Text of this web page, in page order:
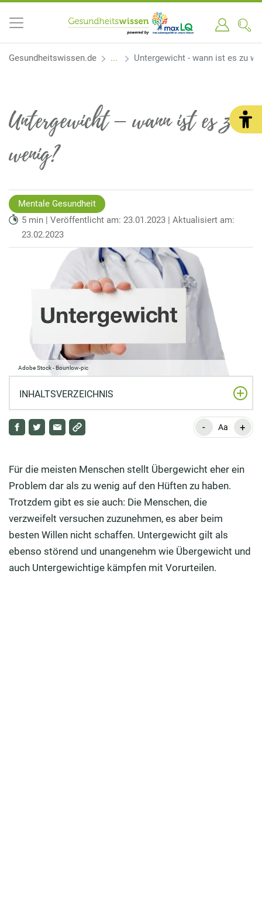
Gesundheitswissen.de Untergewicht - wann ist es zu
Untergewicht – wann ist es zu
wenig?
Mentale Gesundheit
5 min | Veröffentlicht am: 23.01.2023 | Aktualisiert am:
23.02.2023
Adobe Stock - Bounlow-pic
INHALTSVERZEICHNIS
Ab wann ist man Untergewichtig?
Wie bekommen Sie wieder mehr auf die Rippen?
- Aa +
Für die meisten Menschen stellt Übergewicht eher ein
Problem dar als zu wenig auf den Hüften zu haben.
Trotzdem gibt es sie auch: Die Menschen, die
verzweifelt versuchen zuzunehmen, es aber beim
besten Willen nicht schaffen. Untergewicht gilt als
ebenso störend und unangenehm wie Übergewicht und
auch Untergewichtige kämpfen mit Vorurteilen.